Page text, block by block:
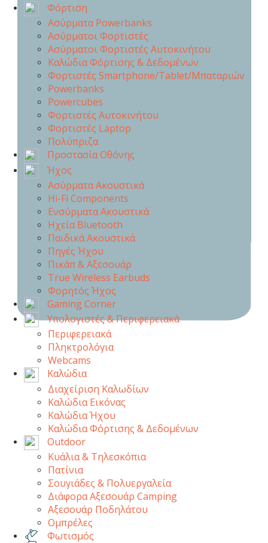
Φόρτιση
Ασύρματα Powerbanks
Aσύρματοι Φορτιστές
Ασύρματοι Φορτιστές Αυτοκινήτου
Καλώδια Φόρτισης & Δεδομένων
Φορτιστές Smartphone/Tablet/Μπαταριών
Powerbanks
Powercubes
Φορτιστές Αυτοκινήτου
Φορτιστές Laptop
Πολύπριζα
Προστασία Οθόνης
Ήχος
Ασύρματα Ακουστικά
Hi-Fi Components
Ενσύρματα Ακουστικά
Ηχεία Bluetooth
Παιδικά Ακουστικά
Πηγές Ήχου
Πικάπ & Αξεσουάρ
Τrue Wireless Earbuds
Φορητός Ήχος
Gaming Corner
Υπολογιστές & Περιφερειακά
Περιφερειακά
Πληκτρολόγια
Webcams
Καλώδια
Διαχείριση Καλωδίων
Καλώδια Εικόνας
Καλώδια Ήχου
Καλώδια Φόρτισης & Δεδομένων
Outdoor
Κυάλια & Τηλεσκόπια
Πατίνια
Σουγιάδες & Πολυεργαλεία
Διάφορα Αξεσουάρ Camping
Αξεσουάρ Ποδηλάτου
Ομπρέλες
Φωτισμός